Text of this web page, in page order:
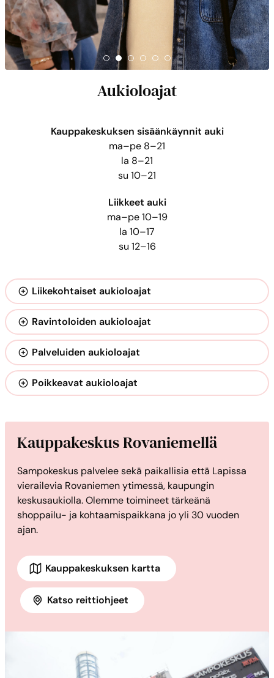
Aukioloajat
Kauppakeskuksen sisäänkäynnit auki
ma–pe 8–21
la 8–21
su 10–21
Liikkeet auki
ma–pe 10–19
la 10–17
su 12–16
Liikekohtaiset aukioloajat
Ravintoloiden aukioloajat
Palveluiden aukioloajat
Poikkeavat aukioloajat
Kauppakeskus Rovaniemellä
Sampokeskus palvelee sekä paikallisia että Lapissa
vierailevia Rovaniemen ytimessä, kaupungin
keskusaukiolla. Olemme toimineet tärkeänä
shoppailu- ja kohtaamispaikkana jo yli 30 vuoden
ajan.
Kauppakeskuksen kartta
Katso reittiohjeet